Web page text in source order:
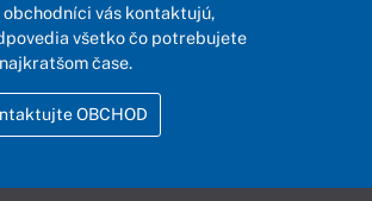
obchodníci vás kontaktujú,
všetko čo potrebujete
čase.
OBCHOD